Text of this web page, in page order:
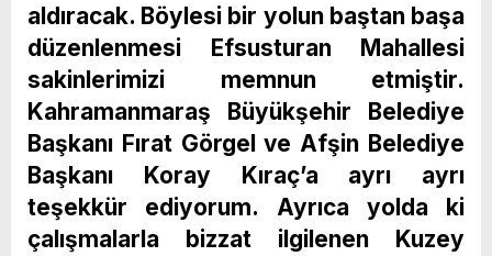
aldıracak. Böylesi bir yolun baştan başa
düzenlenmesi Efsusturan Mahallesi
sakinlerimizi memnun etmiştir.
Kahramanmaraş Büyükşehir Belediye
Başkanı Fırat Görgel ve Afşin Belediye
Başkanı Koray Kıraç’a ayrı ayrı
teşekkür ediyorum. Ayrıca yolda ki
çalışmalarla bizzat ilgilenen Kuzey